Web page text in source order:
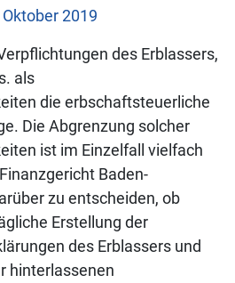
2019
des Erblassers,
als
die erbschaftsteuerliche
Die Abgrenzung solcher
ist im Einzelfall vielfach
Baden-
zu entscheiden, ob
Erstellung der
des Erblassers und
hinterlassenen